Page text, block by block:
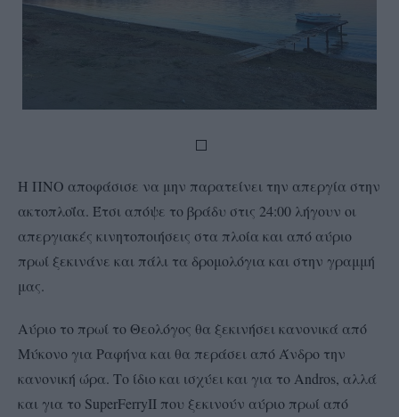
Η ΠΝΟ αποφάσισε να μην παρατείνει την απεργία στην
ακτοπλοΐα. Έτσι απόψε το βράδυ στις 24:00 λήγουν οι
απεργιακές κινητοποιήσεις στα πλοία και από αύριο
πρωί ξεκινάνε και πάλι τα δρομολόγια και στην γραμμή
μας.
Αύριο το πρωί το Θεολόγος θα ξεκινήσει κανονικά από
Μύκονο για Ραφήνα και θα περάσει από Άνδρο την
κανονική ώρα. Το ίδιο και ισχύει και για το Andros, αλλά
και για το SuperFerryII που ξεκινούν αύριο πρωί από